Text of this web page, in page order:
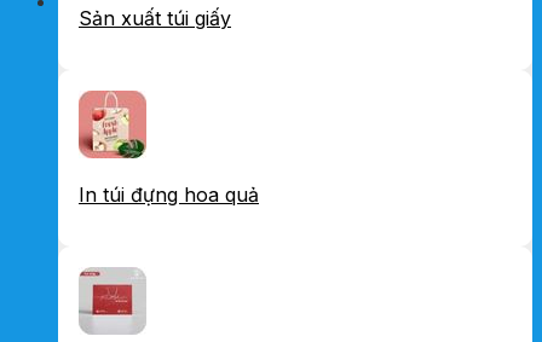
Sản xuất túi giấy
In túi đựng hoa quả